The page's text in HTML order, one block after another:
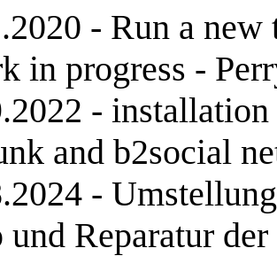
- Run a
in progress -
-
and b2social
-
und Reparatur